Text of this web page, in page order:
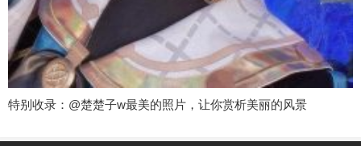
特别收录：@楚楚子w最美的照片，让你赏析美丽的风景